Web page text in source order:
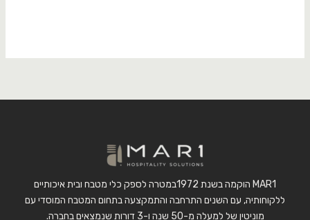
MAR1 הוקמה בשנת 1972במטרה לספק כלי מטבח ובית איכותיים
ללקוחותיה, עם השנים התרחבה והתמקצעה בתחום המטבח המוסדי עם
מוניטין של למעלה מ-50 שנה ו-3 דורות שנמצאים בחברה.